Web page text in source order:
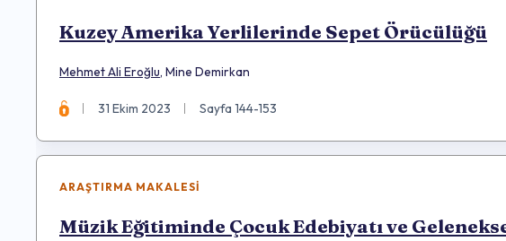
Kuzey Amerika Yerlilerinde Sepet Örücülüğü
Mehmet Ali Eroğlu, Mine Demirkan
31 Ekim 2023 Sayfa 144-153
ARAŞTIRMA MAKALESI
Müzik Eğitiminde Çocuk Edebiyatı ve